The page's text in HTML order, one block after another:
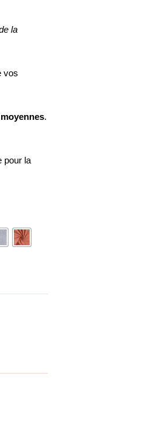
la
vos
.
pour la